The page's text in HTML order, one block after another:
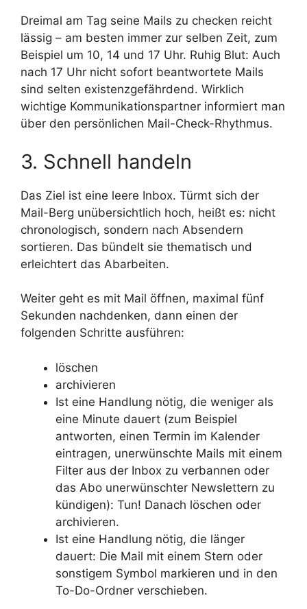
Dreimal am Tag seine Mails zu checken reicht
lässig – am besten immer zur selben Zeit, zum
Beispiel um 10, 14 und 17 Uhr. Ruhig Blut: Auch
nach 17 Uhr nicht sofort beantwortete Mails
sind selten existenzgefährdend. Wirklich
wichtige Kommunikationspartner informiert man
über den persönlichen Mail-Check-Rhythmus.
3. Schnell handeln
Das Ziel ist eine leere Inbox. Türmt sich der
Mail-Berg unübersichtlich hoch, heißt es: nicht
chronologisch, sondern nach Absendern
sortieren. Das bündelt sie thematisch und
erleichtert das Abarbeiten.
Weiter geht es mit Mail öffnen, maximal fünf
Sekunden nachdenken, dann einen der
folgenden Schritte ausführen:
löschen
archivieren
Ist eine Handlung nötig, die weniger als
eine Minute dauert (zum Beispiel
antworten, einen Termin im Kalender
eintragen, unerwünschte Mails mit einem
Filter aus der Inbox zu verbannen oder
das Abo unerwünschter Newslettern zu
kündigen): Tun! Danach löschen oder
archivieren.
Ist eine Handlung nötig, die länger
dauert: Die Mail mit einem Stern oder
sonstigem Symbol markieren und in den
To-Do-Ordner verschieben.